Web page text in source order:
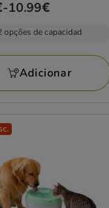
-10.99€
opções de capacidad
Adicionar